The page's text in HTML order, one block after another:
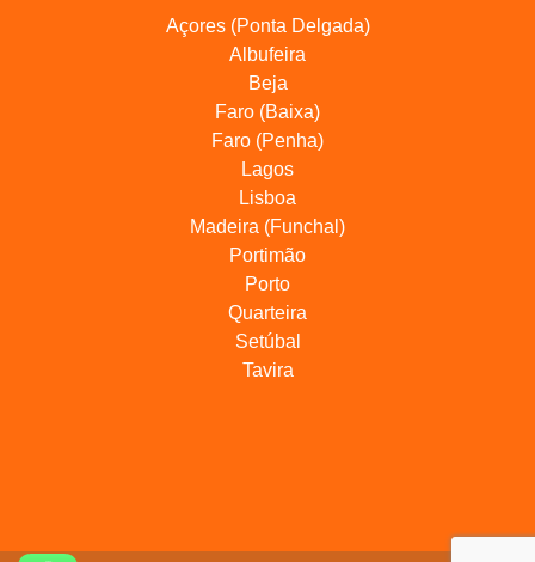
Açores (Ponta Delgada)
Albufeira
Beja
Faro (Baixa)
Faro (Penha)
Lagos
Lisboa
Madeira (Funchal)
Portimão
Porto
Quarteira
Setúbal
Tavira